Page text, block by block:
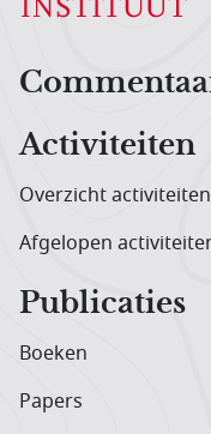
Activiteiten
Overzicht activiteiten
Afgelopen
Publicaties
Boeken
Papers